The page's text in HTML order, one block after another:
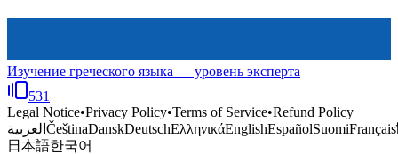
Изучение греческого языка — уровень эксперта
531
Legal Notice•Privacy Policy•Terms of Service•Refund Policy
العربية ČeštinaDanskDeutschΕλληνικάEnglishEspañolSuomiFrançais
日本語한국어